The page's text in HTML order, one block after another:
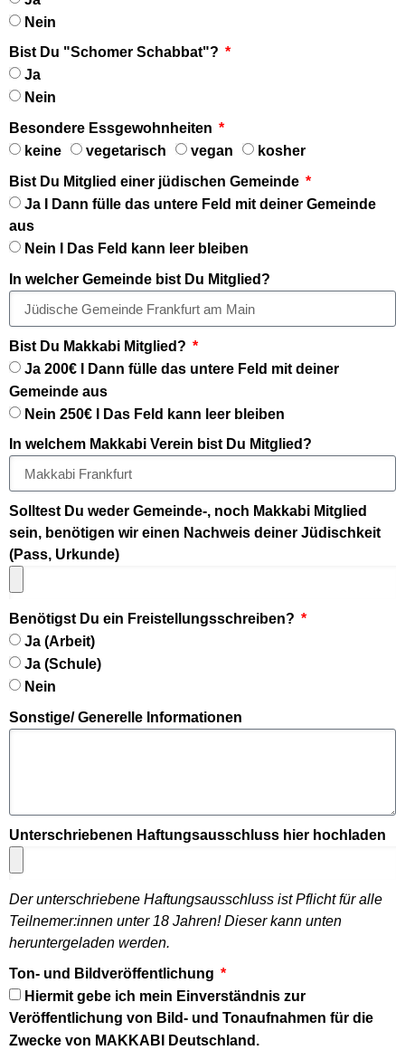
Nein
Bist Du "Schomer Schabbat"?
Ja
Nein
Besondere Essgewohnheiten
keine
vegetarisch vegan
kosher
Bist Du Mitglied einer jüdischen Gemeinde
Ja I Dann fülle das untere Feld mit deiner Gemeinde
aus
Nein I Das Feld kann leer bleiben
In welcher Gemeinde bist Du Mitglied?
Bist Du Makkabi Mitglied?
Ja 200€ I Dann fülle das untere Feld mit deiner
Gemeinde aus
Nein 250€ I Das Feld kann leer bleiben
In welchem Makkabi Verein bist Du Mitglied?
Solltest Du weder Gemeinde-, noch Makkabi Mitglied
sein, benötigen wir einen Nachweis deiner Jüdischkeit
(Pass, Urkunde)
Benötigst Du ein Freistellungsschreiben?
Ja (Arbeit)
Ja (Schule)
Nein
Sonstige/ Generelle Informationen
Unterschriebenen Haftungsausschluss hier hochladen
Der unterschriebene Haftungsausschluss ist Pflicht für alle
Teilnemer:innen unter 18 Jahren! Dieser kann unten
heruntergeladen werden.
Ton- und Bildveröffentlichung
Hiermit gebe ich mein Einverständnis zur
Veröffentlichung von Bild- und Tonaufnahmen für die
Zwecke von MAKKABI Deutschland.